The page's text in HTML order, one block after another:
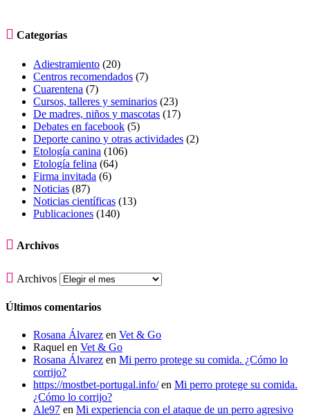
 Categorías
Adiestramiento (20)
Centros recomendados (7)
Cuarentena (7)
Cursos, talleres y seminarios (23)
De madres, niños y mascotas (17)
Debates en facebook (5)
Deporte canino y otras actividades (2)
Etología canina (106)
Etología felina (64)
Firma invitada (6)
Noticias (87)
Noticias científicas (13)
Publicaciones (140)
 Archivos
 Archivos
Últimos comentarios
Rosana Álvarez en Vet & Go
Raquel en Vet & Go
Rosana Álvarez en Mi perro protege su comida. ¿Cómo lo
corrijo?
https://mostbet-portugal.info/en Mi perro protege su comida.
¿Cómo lo corrijo?
Ale97 en Mi experiencia con el ataque de un perro agresivo